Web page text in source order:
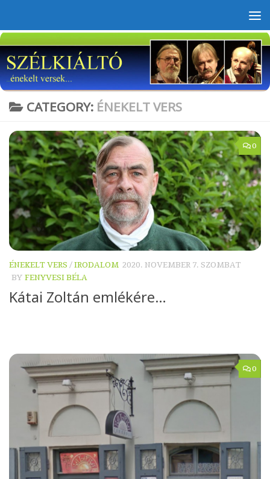
CATEGORY: ÉNEKELT VERS
0
ÉNEKELT VERS /IRODALOM 2020. NOVEMBER 7. SZOMBAT
BY FENYVESI BÉLA
Kátai Zoltán emlékére…
0